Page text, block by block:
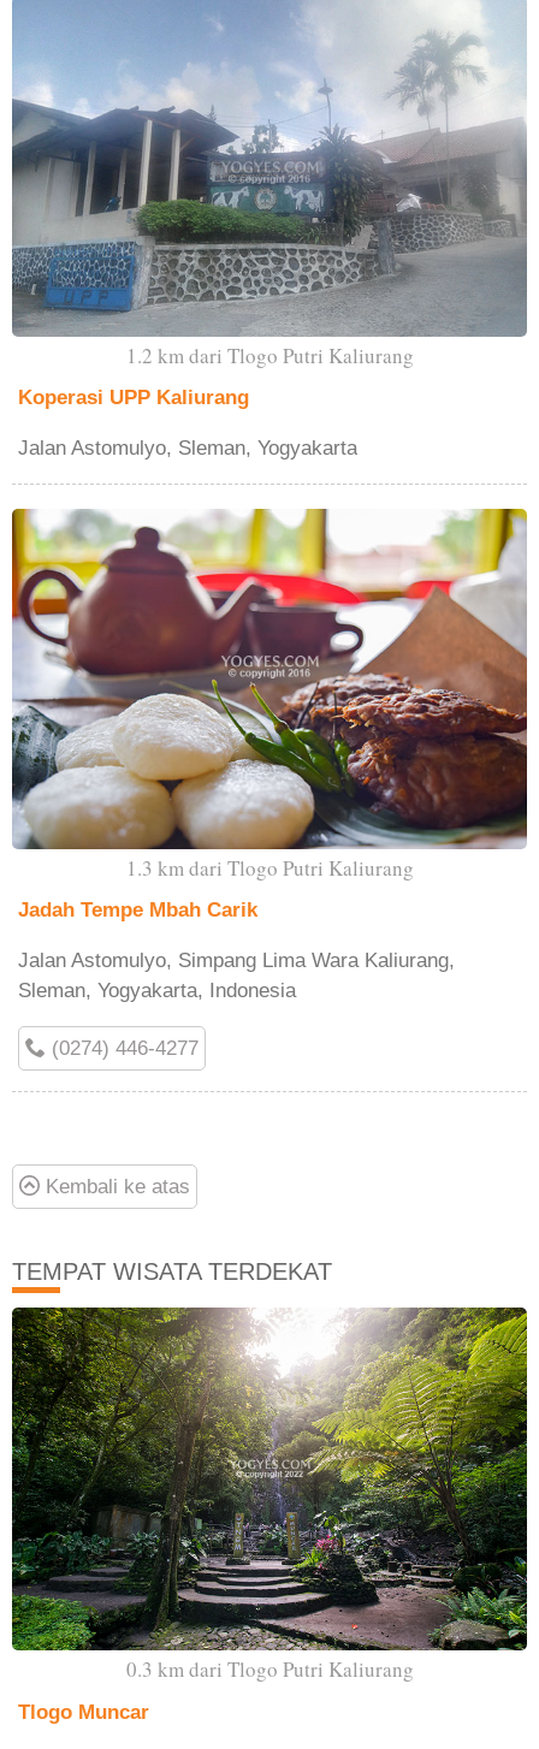
1.2 km dari Tlogo Putri Kaliurang
Koperasi UPP Kaliurang
Jalan Astomulyo, Sleman, Yogyakarta
1.3 km dari Tlogo Putri Kaliurang
Jadah Tempe Mbah Carik
Jalan Astomulyo, Simpang Lima Wara Kaliurang,
Sleman, Yogyakarta, Indonesia
(0274) 446-4277
Kembali ke atas
TEMPAT WISATA TERDEKAT
0.3 km dari Tlogo Putri Kaliurang
Tlogo Muncar